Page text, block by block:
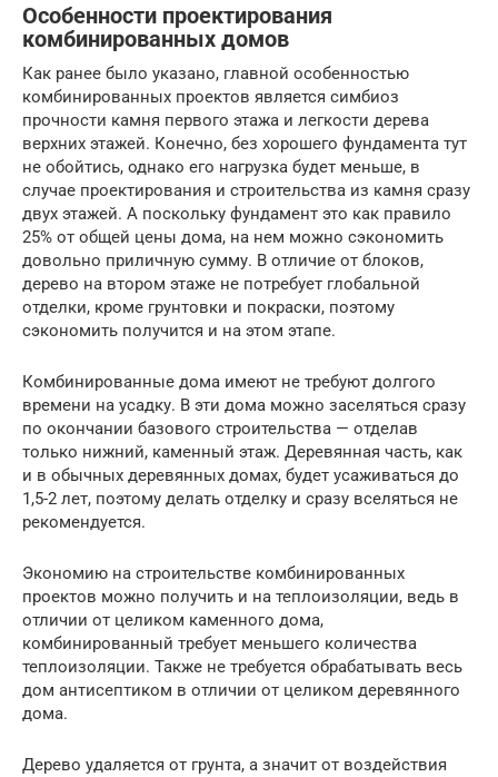
Особенности проектирования
комбинированных домов
Как ранее было указано, главной особенностью
комбинированных проектов является симбиоз
прочности камня первого этажа и легкости дерева
верхних этажей. Конечно, без хорошего фундамента тут
не обойтись, однако его нагрузка будет меньше, в
случае проектирования и строительства из камня сразу
двух этажей. А поскольку фундамент это как правило
25% от общей цены дома, на нем можно сэкономить
довольно приличную сумму. В отличие от блоков,
дерево на втором этаже не потребует глобальной
отделки, кроме грунтовки и покраски, поэтому
сэкономить получится и на этом этапе.
Комбинированные дома имеют не требуют долгого
времени на усадку. В эти дома можно заселяться сразу
по окончании базового строительства — отделав
только нижний, каменный этаж. Деревянная часть, как
и в обычных деревянных домах, будет усаживаться до
1,5-2 лет, поэтому делать отделку и сразу вселяться не
рекомендуется.
Экономию на строительстве комбинированных
проектов можно получить и на теплоизоляции, ведь в
отличии от целиком каменного дома,
комбинированный требует меньшего количества
теплоизоляции. Также не требуется обрабатывать весь
дом антисептиком в отличии от целиком деревянного
дома.
Дерево удаляется от грунта, а значит от воздействия